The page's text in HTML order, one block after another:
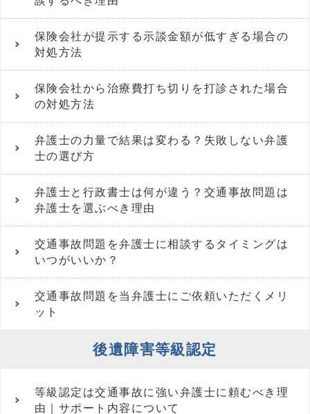
保険会社が提示する示談金額が低すぎる場合の
対処方法
保険会社から治療費打ち切りを打診された場合
の対処方法
弁護士の力量で結果は変わる？失敗しない弁護
士の選び方
弁護士と行政書士は何が違う？交通事故問題は
弁護士を選ぶべき理由
交通事故問題を弁護士に相談するタイミングは
いつがいいか？
交通事故問題を当弁護士にご依頼いただくメリ
ット
後遺障害等級認定
等級認定は交通事故に強い弁護士に頼むべき理
由｜サポート内容について